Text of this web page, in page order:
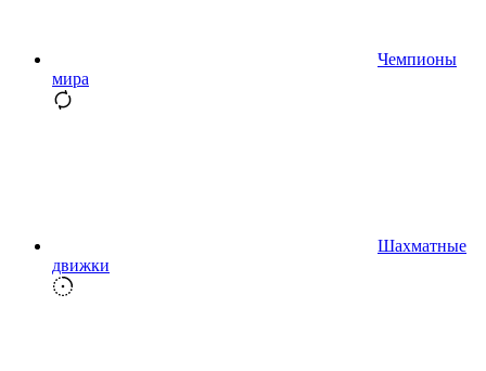
Чемпионы
мира
Шахматные
движки